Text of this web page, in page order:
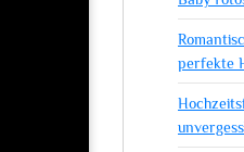
perfekte